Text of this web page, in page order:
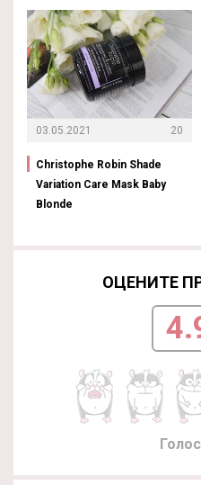
03.05.2021 20
Christophe Robin Shade
Variation Care Mask Baby
Blonde
ОЦЕНИТЕ